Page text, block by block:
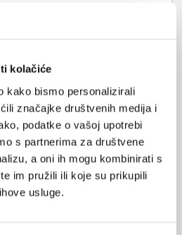
kolačiće
kako bismo personalizirali
značajke društvenih medija i
podatke o vašoj upotrebi
s partnerima za društvene
a oni ih mogu kombinirati s
im pružili ili koje su prikupili
usluge.
POVRATAK
NA VRH